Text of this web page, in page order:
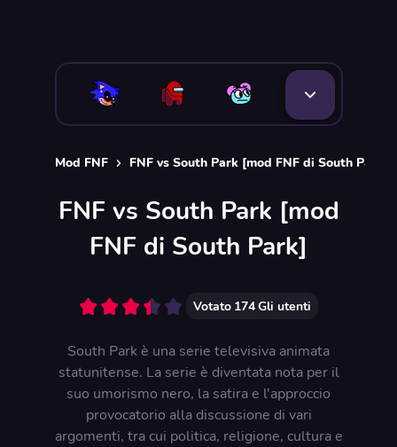
Mod FNF FNF vs South Park [mod FNF di South Park]
FNF vs South Park [mod
FNF di South Park]
Votato 174Gli utenti
South Park è una serie televisiva animata
statunitense. La serie è diventata nota per il
suo umorismo nero, la satira e l'approccio
provocatorio alla discussione di vari
argomenti, tra cui politica, religione, cultura e